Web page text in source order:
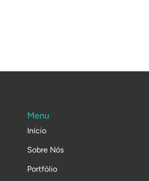
Menu
Início
Sobre Nós
Portfólio